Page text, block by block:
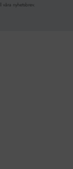
nyhetsbrev.